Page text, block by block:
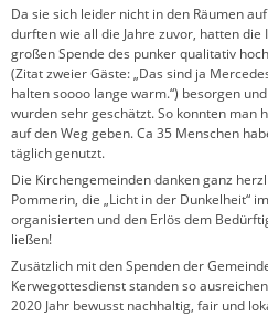
Da sie sich leider nicht in den Räumen
durften wie all die Jahre zuvor, hatten
großen Spende des punker qualitativ
(Zitat zweier Gäste: „Das sind ja
halten soooo lange warm.“) besorgen
wurden sehr geschätzt. So konnten man
auf den Weg geben. Ca 35 Menschen
täglich genutzt.
Die Kirchengemeinden danken ganz
Pommerin, die „Licht in der Dunkelheit“
organisierten und den Erlös dem
ließen!
Zusätzlich mit den Spenden der
Kerwegottesdienst standen so
2020 Jahr bewusst nachhaltig, fair und